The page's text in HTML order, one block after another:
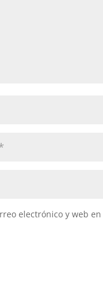
electrónico y web